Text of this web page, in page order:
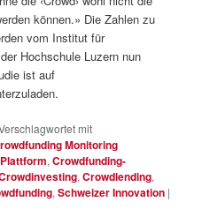
können.» Die Zahlen zu
vom Institut für
Hochschule Luzern nun
ist auf
mit
Monitoring
,Crowdfunding-
,Crowdlending,
,Schweizer Innovation |